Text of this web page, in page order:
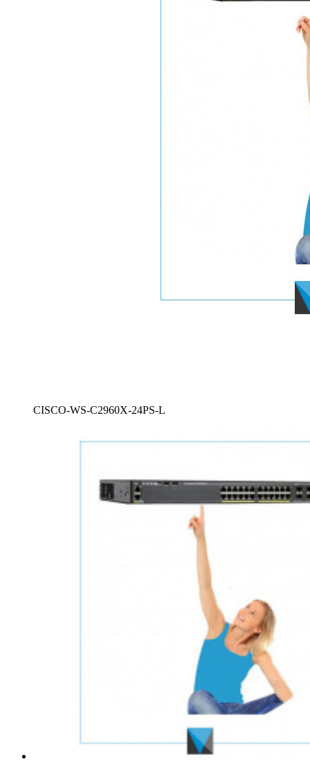
CISCO-WS-C2960X-24PS-L